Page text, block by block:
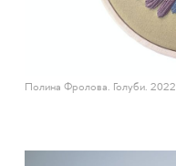
Полина Фролова. Голуби. 2022